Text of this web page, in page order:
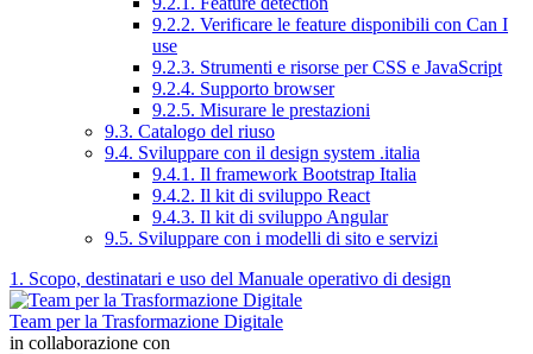
9.2.2. Verificare le feature disponibili con Can I
use
9.2.3. Strumenti e risorse per CSS e JavaScript
9.2.4. Supporto browser
9.2.5. Misurare le prestazioni
9.3. Catalogo del riuso
9.4. Sviluppare con il design system .italia
9.4.1. Il framework Bootstrap Italia
9.4.2. Il kit di sviluppo React
9.4.3. Il kit di sviluppo Angular
9.5. Sviluppare con i modelli di sito e servizi
1. Scopo, destinatari e uso del Manuale operativo di design
Team per la Trasformazione Digitale
in collaborazione con